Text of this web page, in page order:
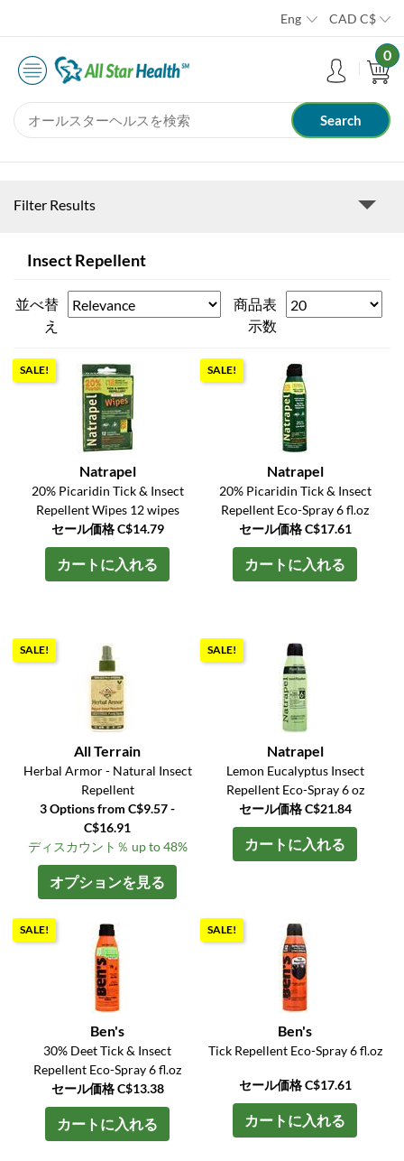
Eng CAD C$
0
Filter Results
Insect Repellent
並べ替
え
商品表
示数
SALE!
Natrapel
20% Picaridin Tick & Insect
Repellent Wipes 12 wipes
セール価格 C$14.79
カートに入れる
SALE!
Natrapel
20% Picaridin Tick & Insect
Repellent Eco-Spray 6 fl.oz
セール価格 C$17.61
カートに入れる
SALE!
All Terrain
Herbal Armor - Natural Insect
Repellent
3 Options from C$9.57 -
C$16.91
ディスカウント％ up to 48%
オプションを見る
SALE!
Natrapel
Lemon Eucalyptus Insect
Repellent Eco-Spray 6 oz
セール価格 C$21.84
カートに入れる
SALE!
Ben's
30% Deet Tick & Insect
Repellent Eco-Spray 6 fl.oz
セール価格 C$13.38
カートに入れる
SALE!
Ben's
Tick Repellent Eco-Spray 6 fl.oz
セール価格 C$17.61
カートに入れる